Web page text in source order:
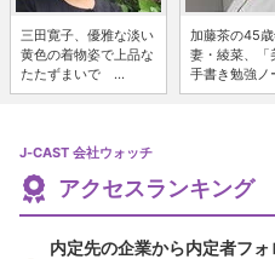
三田寛子、優雅な淡い
黄色の着物姿で上品な
たたずまいで ...
加藤茶の45
妻・綾菜、「
手書き勉強ノ
J-CAST 会社ウォッチ
アクセスランキング
内定先の企業から内定者フ